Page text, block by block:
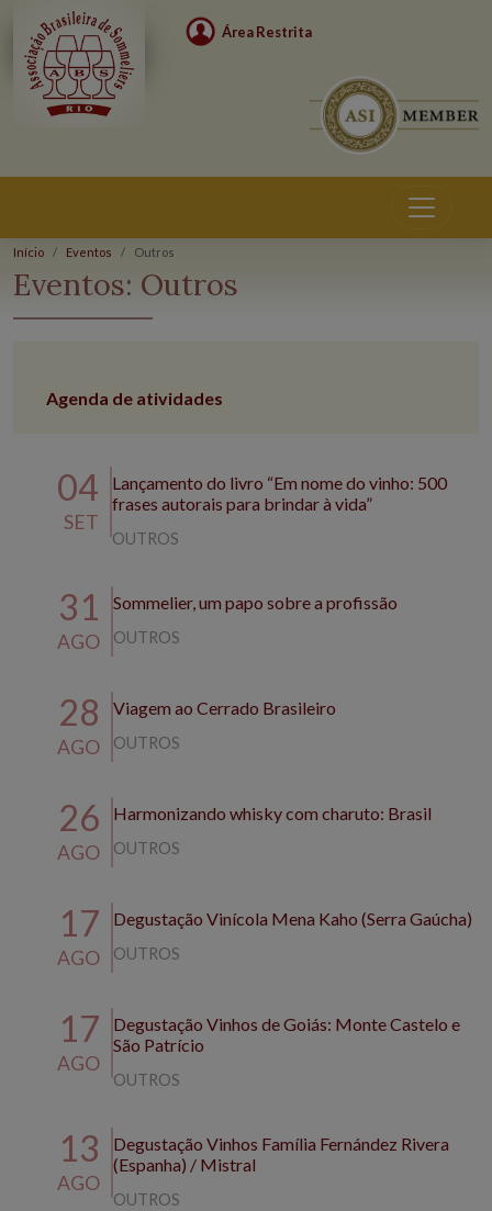
Área Restrita
Início Eventos Outros
Eventos: Outros
Agenda de atividades
04
SET
Lançamento do livro “Em nome do vinho: 500
frases autorais para brindar à vida”
OUTROS
31
AGO
Sommelier, um papo sobre a profissão
OUTROS
28
AGO
Viagem ao Cerrado Brasileiro
OUTROS
26
AGO
Harmonizando whisky com charuto: Brasil
OUTROS
17
AGO
Degustação Vinícola Mena Kaho (Serra Gaúcha)
OUTROS
17
AGO
Degustação Vinhos de Goiás: Monte Castelo e
São Patrício
OUTROS
13
AGO
Degustação Vinhos Família Fernández Rivera
(Espanha) / Mistral
OUTROS